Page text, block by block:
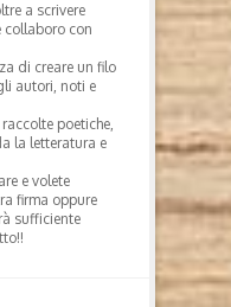
a scrivere
collaboro con
di creare un filo
autori, noti e
poetiche,
la letteratura e
e volete
firma oppure
sufficiente